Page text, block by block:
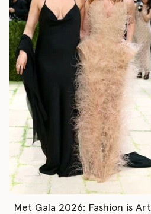
Met Gala 2026: Fashion is Art